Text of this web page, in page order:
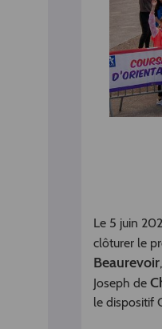
Le 5 juin
clôturer le
Beaurevoir
Joseph de
le dispositif